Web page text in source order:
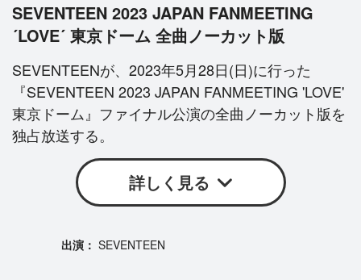
SEVENTEEN 2023 JAPAN FANMEETING
´LOVE´ 東京ドーム 全曲ノーカット版
SEVENTEENが、2023年5月28日(日)に行った
『SEVENTEEN 2023 JAPAN FANMEETING 'LOVE'
東京ドーム』ファイナル公演の全曲ノーカット版を
独占放送する。
詳しく見る
SEVENTEEN